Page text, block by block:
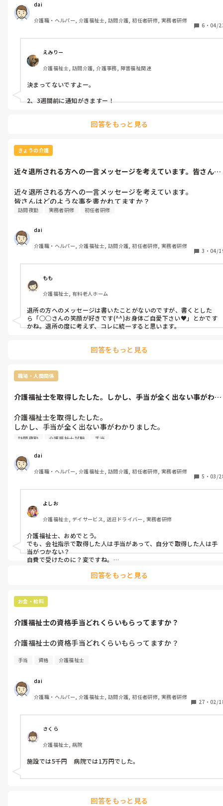
dai
介護職・ヘルパー, 介護福祉士, 訪問介護, 初任者研修, 実務者研修
6 ・ 04/
えみりー
介護福祉士, 訪問介護, 介護事務, 障害福祉関連
決まってないですよー。
2、3週間前に通知がきますー！
回答をもっと見る
きょうの介護
近々退所される方への一言メッセージを考えています。皆さんは
近々退所される方への一言メッセージを考えています。
皆さんはどのような事を書かれてますか？
訪問夜勤 実務者研修 初任者研修
dai
介護職・ヘルパー, 介護福祉士, 訪問介護, 初任者研修, 実務者研修
3 ・ 04/
もも
介護福祉士, 有料老人ホーム
退所の方へのメッセージは書いたことがないのですが、書くとした
ら「○○さんの笑顔が好きです(^^)お身体ご自愛下さい♥️」とかです
かね。退所の度に考えず、コレに統一すると思います。
回答をもっと見る
職場・人間関係
介護福祉士を取得したした。しかし、手当が全く出ない事がわか
介護福祉士を取得したした。
しかし、手当が全く出ない事がわかりました。
さらに会社から受けさせた人には手当が出ます。
こんな施設聞いた事ありますか？
訪問夜勤 介護福祉士試験 手当
dai
介護職・ヘルパー, 介護福祉士, 訪問介護, 初任者研修, 実務者研修
5 ・ 03/
よしお
介護福祉士, デイサービス, 送迎ドライバー, 実務者研修
介護福祉士、おめでとう。
でも、会社指示で取得した人は手当があって、自分で取得した人は手
当がつかない？
自費で受けたのに？変ですね。
ら、これからですけどね。 回答をもっと見る
お金・給料
介護福祉士の資格手当どれくらいもらってますか？
介護福祉士の資格手当どれくらいもらってますか？
手当 資格 介護福祉士
dai
介護職・ヘルパー, 介護福祉士, 訪問介護, 初任者研修, 実務者研修
27 ・ 02/
さくら
介護福祉士, 病院
施設では5千円　病院では1万円でした。
回答をもっと見る